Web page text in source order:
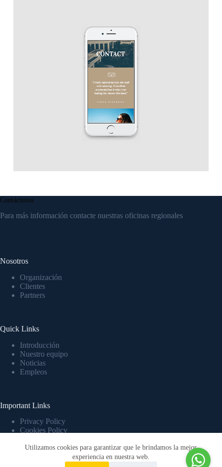
Utilizamos cookies para garantizar que le brindamos la mejor
experiencia en nuestra web.
Contáctenos
Para más información contacte nuestras oficinas regionales
Nosotros
Organización
Clientes
Partners
Quick Links
Introducción
Nuestro equipo
Noticias
Empleos
Important Links
Privacy Policy
Cookies Policy
Copyright © 2026 Gestionext Gestionext es una marca de
Eventos y Producciones Atheca SL